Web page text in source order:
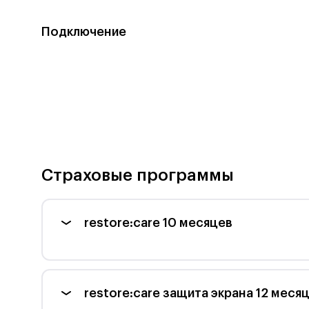
регуляторы баса, высоких частот и громкости,
Подключение
Страховые программы
restore:care 10 месяцев
restore:care защита экрана 12